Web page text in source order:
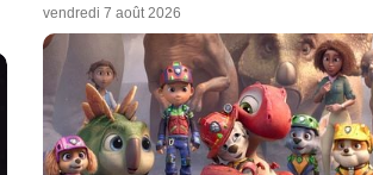
vendredi 7 août 2026